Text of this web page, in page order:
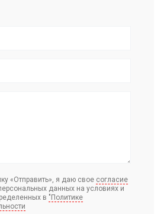
«Отправить», я даю свое согласие
данных на условиях и
в "Политике